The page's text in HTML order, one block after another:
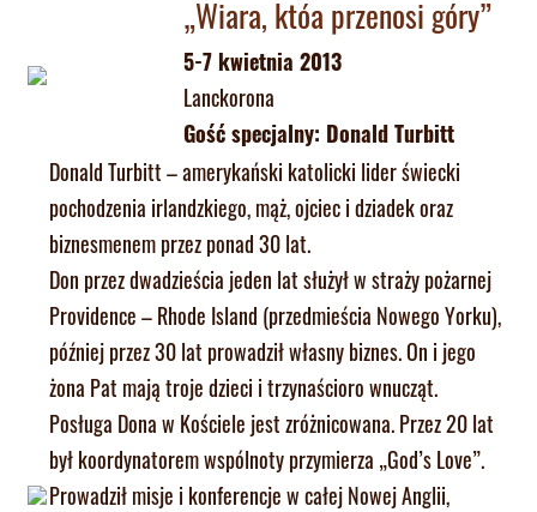
„Wiara, któa przenosi góry”
5-7 kwietnia 2013
Lanckorona
Gość specjalny: Donald Turbitt
Donald Turbitt – amerykański katolicki lider świecki
pochodzenia irlandzkiego, mąż, ojciec i dziadek oraz
biznesmenem przez ponad 30 lat.
Don przez dwadzieścia jeden lat służył w straży pożarnej
Providence – Rhode Island (przedmieścia Nowego Yorku),
później przez 30 lat prowadził własny biznes. On i jego
żona Pat mają troje dzieci i trzynaścioro wnucząt.
Posługa Dona w Kościele jest zróżnicowana. Przez 20 lat
był koordynatorem wspólnoty przymierza „God’s Love”.
Prowadził misje i konferencje w całej Nowej Anglii,